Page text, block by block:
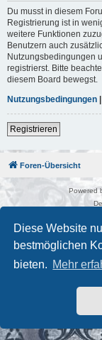
Diese Website
bestmöglichen
bieten. Mehr
Du musst in diesem
Registrierung ist in
weitere Funktionen
Benutzern auch
Nutzungsbedingungen
registrierst. Bitte
diesem Board bewegst.
Nutzungsbedingungen |
Registrieren
Foren-Übersicht
Powered